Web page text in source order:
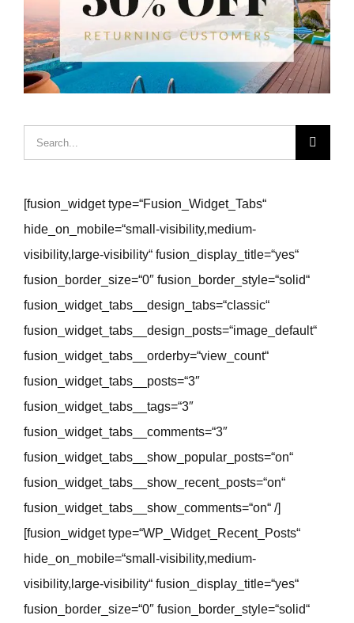
Hledat:
[fusion_widget type=“Fusion_Widget_Tabs“
hide_on_mobile=“small-visibility,medium-
visibility,large-visibility“ fusion_display_title=“yes“
fusion_border_size=“0″ fusion_border_style=“solid“
fusion_widget_tabs__design_tabs=“classic“
fusion_widget_tabs__design_posts=“image_default“
fusion_widget_tabs__orderby=“view_count“
fusion_widget_tabs__posts=“3″
fusion_widget_tabs__tags=“3″
fusion_widget_tabs__comments=“3″
fusion_widget_tabs__show_popular_posts=“on“
fusion_widget_tabs__show_recent_posts=“on“
fusion_widget_tabs__show_comments=“on“ /]
[fusion_widget type=“WP_Widget_Recent_Posts“
hide_on_mobile=“small-visibility,medium-
visibility,large-visibility“ fusion_display_title=“yes“
fusion_border_size=“0″ fusion_border_style=“solid“